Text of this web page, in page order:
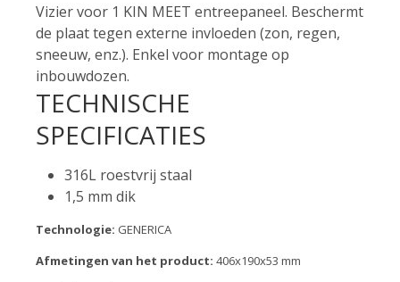
Vizier voor 1 KIN MEET entreepaneel. Beschermt
de plaat tegen externe invloeden (zon, regen,
sneeuw, enz.). Enkel voor montage op
inbouwdozen.
TECHNISCHE
SPECIFICATIES
316L roestvrij staal
1,5 mm dik
Technologie: GENERICA
Afmetingen van het product: 406x190x53 mm